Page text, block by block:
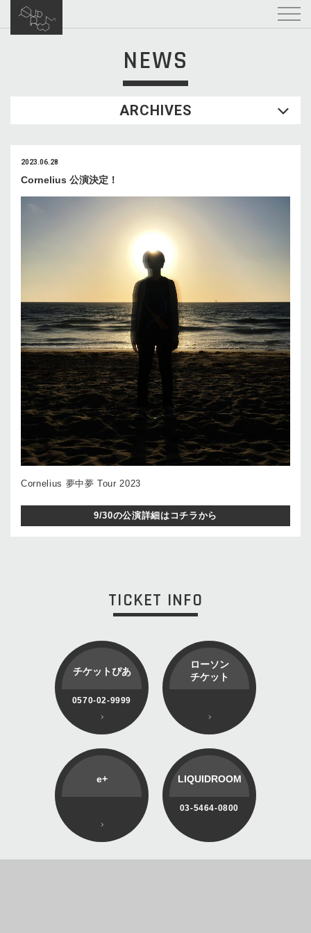
NEWS
ARCHIVES
2023.06.28
Cornelius 公演決定！
Cornelius 夢中夢 Tour 2023
9/30の公演詳細はコチラから
TICKET INFO
チケットぴあ
0570-02-9999
ローソン
チケット
e+ LIQUIDROOM
03-5464-0800